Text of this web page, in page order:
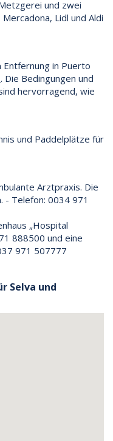
und zwei
Lidl und Aldi
Entfernung in Puerto
. Die Bedingungen und
hervorragend, wie
und Paddelplätze für
Arztpraxis. Die
- Telefon: 0034 971
„Hospital
888500 und eine
971 507777
Selva und